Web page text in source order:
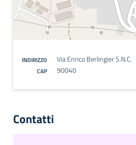
INDIRIZZO Via Enrico Berlingier S.N.C.
CAP 90040
Contatti